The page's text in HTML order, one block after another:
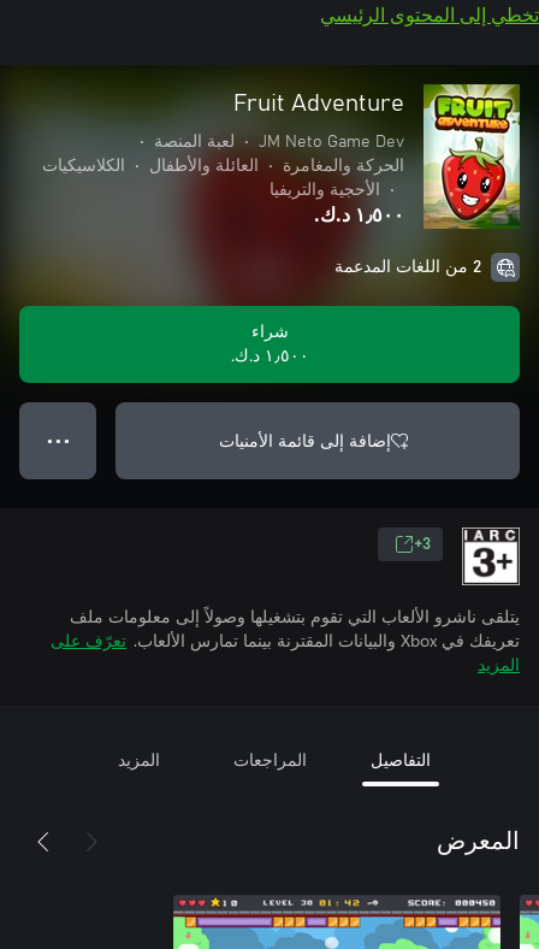
تخطي إلى المحتوى الرئيسي
Fruit Adventure
JM Neto Game Dev
• لعبة المنصة
•
الحركة والمغامرة
• العائلة والأطفال •
الكلاسيكيات
•
الأحجية والتريفيا
١٫٥٠٠ د.ك.‏
2 من اللغات المدعمة
شراء
١٫٥٠٠ د.ك.‏
إضافة إلى قائمة الأمنيات ● ● ●
3+
يتلقى ناشرو الألعاب التي تقوم بتشغيلها وصولاً إلى معلومات ملف
تعريفك في Xbox والبيانات المقترنة بينما تمارس الألعاب.
تعرّف على
المزيد
التفاصيل المراجعات المزيد
المعرض